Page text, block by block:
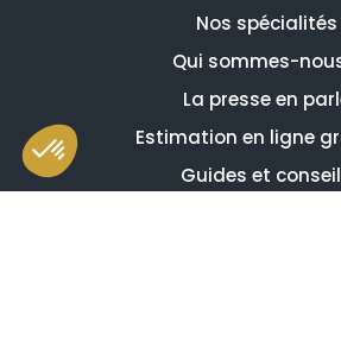
Nos spécialités
Qui sommes-
La presse en
Estimation en ligne
Guides et